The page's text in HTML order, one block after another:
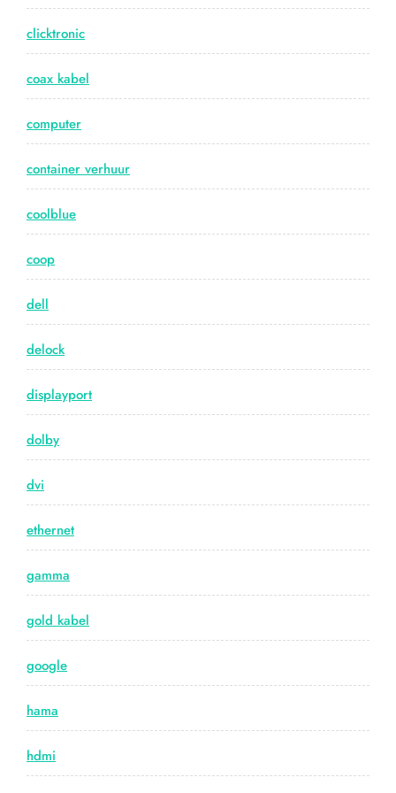
clicktronic
coax kabel
computer
container verhuur
coolblue
coop
dell
delock
displayport
dolby
dvi
ethernet
gamma
gold kabel
google
hama
hdmi